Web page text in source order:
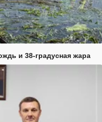
и 38-градусная жара